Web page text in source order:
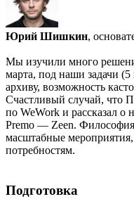
Юрий Шишкин,
Мы изучили много
марта, под наши задачи
архиву, возможность
Счастливый случай, что
по WeWork и рассказал о
Premo — Zeen.
масштабные
потребностям.
Подготовка